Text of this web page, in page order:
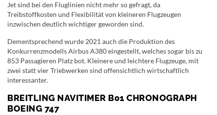
Jet sind bei den Fluglinien nicht mehr so gefragt, da
Treibstoffkosten und Flexibilität von kleineren Flugzeugen
inzwischen deutlich wichtiger geworden sind.
Dementsprechend wurde 2021 auch die Produktion des
Konkurrenzmodells Airbus A380 eingestellt, welches sogar bis zu
853 Passagieren Platz bot. Kleinere und leichtere Flugzeuge, mit
zwei statt vier Triebwerken sind offensichtlich wirtschaftlich
interessanter.
BREITLING NAVITIMER B01 CHRONOGRAPH
BOEING 747